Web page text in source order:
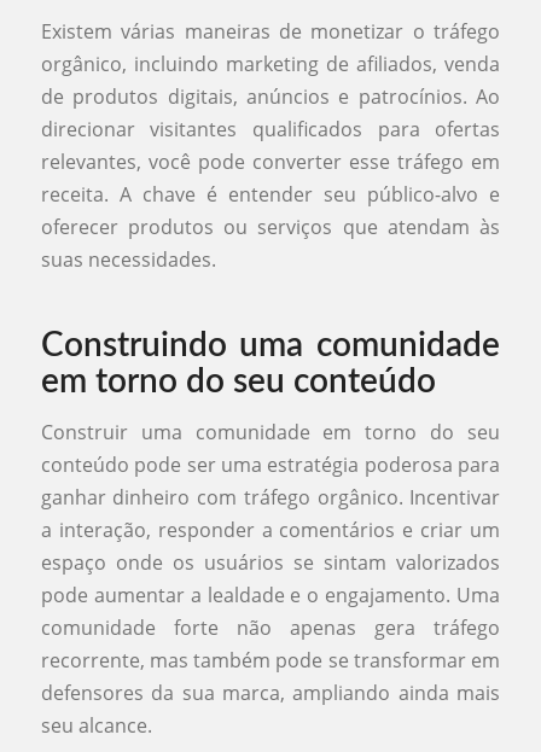
Existem várias maneiras de monetizar o tráfego
orgânico, incluindo marketing de afiliados, venda
de produtos digitais, anúncios e patrocínios. Ao
direcionar visitantes qualificados para ofertas
relevantes, você pode converter esse tráfego em
receita. A chave é entender seu público-alvo e
oferecer produtos ou serviços que atendam às
suas necessidades.
Construindo uma comunidade
em torno do seu conteúdo
Construir uma comunidade em torno do seu
conteúdo pode ser uma estratégia poderosa para
ganhar dinheiro com tráfego orgânico. Incentivar
a interação, responder a comentários e criar um
espaço onde os usuários se sintam valorizados
pode aumentar a lealdade e o engajamento. Uma
comunidade forte não apenas gera tráfego
recorrente, mas também pode se transformar em
defensores da sua marca, ampliando ainda mais
seu alcance.